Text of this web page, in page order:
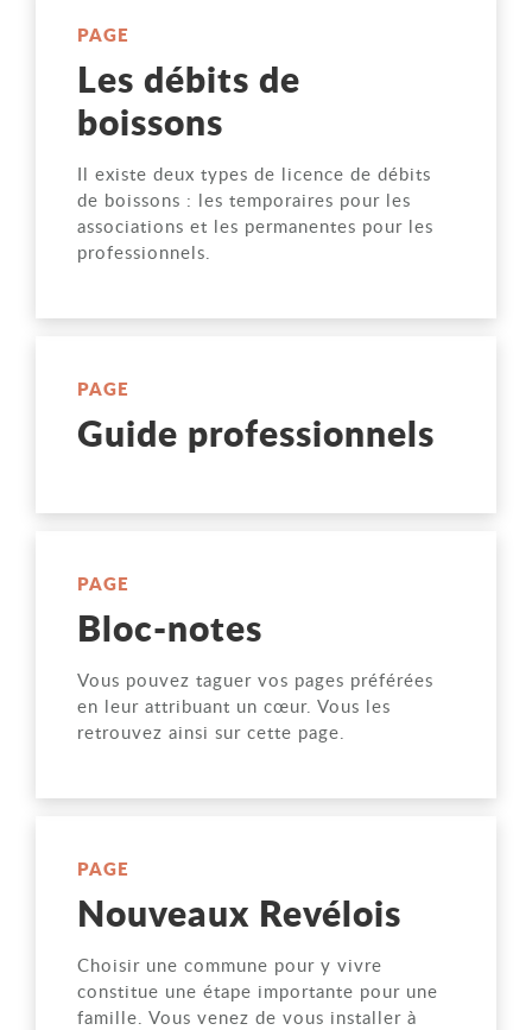
PAGE
Les débits de
boissons
Il existe deux types de licence de débits
de boissons : les temporaires pour les
associations et les permanentes pour les
professionnels.
PAGE
Guide professionnels
PAGE
Bloc-notes
Vous pouvez taguer vos pages préférées
en leur attribuant un cœur. Vous les
retrouvez ainsi sur cette page.
PAGE
Nouveaux Revélois
Choisir une commune pour y vivre
constitue une étape importante pour une
famille. Vous venez de vous installer à